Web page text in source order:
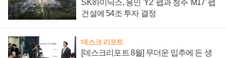
SK하이닉스, 용인 'Y2' 팹과 청주 'M17' 팹
건설에 54조 투자 결정
데스크 리포트
[데스크리포트 8월] 무더운 입추에 든 생